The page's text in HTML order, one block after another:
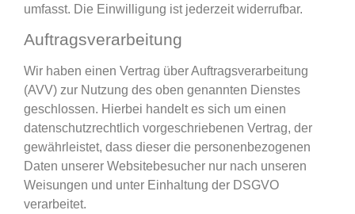
umfasst. Die Einwilligung ist jederzeit widerrufbar.
Auftragsverarbeitung
Wir haben einen Vertrag über Auftragsverarbeitung
(AVV) zur Nutzung des oben genannten Dienstes
geschlossen. Hierbei handelt es sich um einen
datenschutzrechtlich vorgeschriebenen Vertrag, der
gewährleistet, dass dieser die personenbezogenen
Daten unserer Websitebesucher nur nach unseren
Weisungen und unter Einhaltung der DSGVO
verarbeitet.